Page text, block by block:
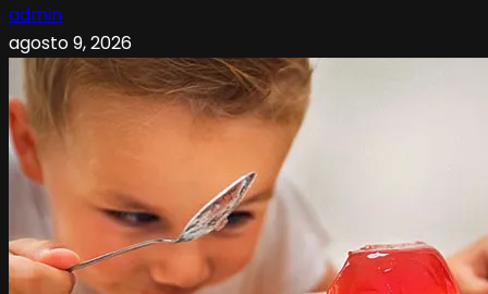
admin
agosto 9, 2026